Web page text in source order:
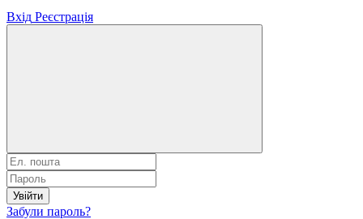
Вхід Реєстрація
Увійти
Забули пароль?